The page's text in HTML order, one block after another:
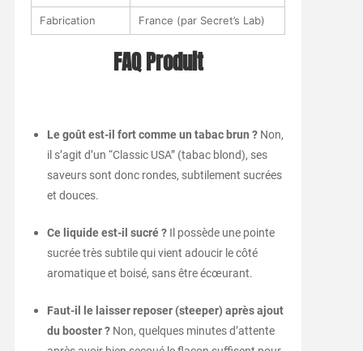
Fabrication France (par Secret’s Lab)
FAQ Produit
Le goût est-il fort comme un tabac brun ?Non,
il s’agit d’un “Classic USA” (tabac blond), ses
saveurs sont donc rondes, subtilement sucrées
et douces.
Ce liquide est-il sucré ?Il possède une pointe
sucrée très subtile qui vient adoucir le côté
aromatique et boisé, sans être écœurant.
Faut-il le laisser reposer (steeper) après ajout
du booster ?Non, quelques minutes d’attente